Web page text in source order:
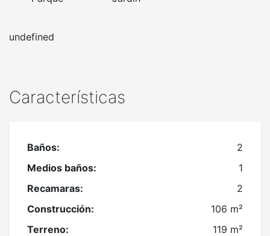
Características
Baños:
2
Medios baños:
1
Recamaras:
2
Construcción:
106 m²
Terreno:
119 m²
undefined